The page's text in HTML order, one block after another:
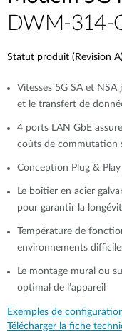
DWM-314-
Statut produit (Revision
Vitesses 5G SA et NSA
et le transfert de
4 ports LAN GbE
coûts de commutation
Conception Plug &
Le boîtier en acier
pour garantir la
Température de
environnements
Le montage mural ou
optimal de l’appareil​
Exemples de
Télécharger la fiche